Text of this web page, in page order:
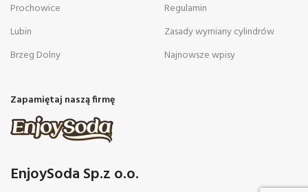
Prochowice
Lubin
Brzeg Dolny
Regulamin
Zasady wymiany cylindrów
Najnowsze wpisy
Zapamiętaj naszą firmę
EnjoySoda Sp.z o.o.